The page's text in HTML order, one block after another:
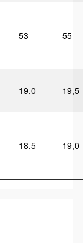
53 55
19,0 19,5
18,5 19,0